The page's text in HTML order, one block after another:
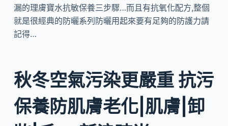
漏的理膚寶水抗敏保養三步驟…而且有抗氧化配方,整個
就是很經典的防曬系列防曬用起來要有足夠的防護力請
記得…
秋冬空氣污染更嚴重 抗污
保養防肌膚老化|肌膚|卸